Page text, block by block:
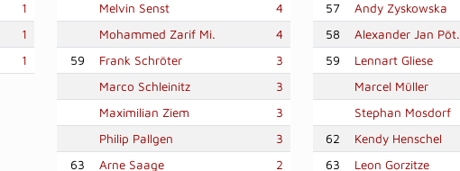
1
1
1
Melvin Senst
4
Mohammed Zarif Mi.
4
59
Frank Schröter
3
Marco Schleinitz
3
Maximilian Ziem
3
Philip Pallgen
3
63
Arne Saage
2
57
Andy Zyskowska
58
Alexander Jan Pöt.
59
Lennart Gliese
Marcel Müller
Stephan Mosdorf
62
Kendy Henschel
63
Leon Gorzitze